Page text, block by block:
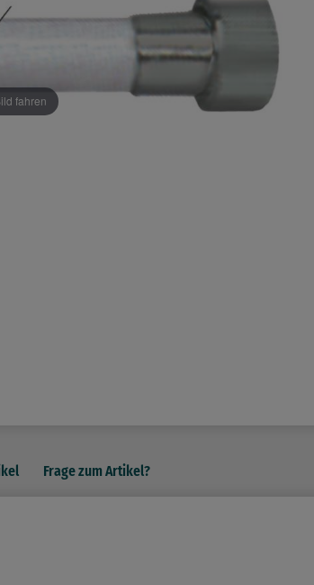
fahren
Frage zum Artikel?